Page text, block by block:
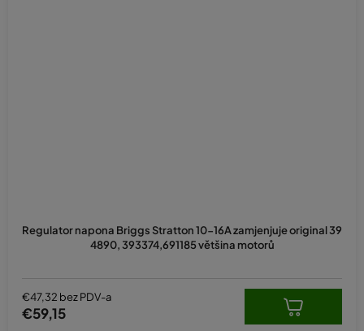
Regulator napona Briggs Stratton 10-16A zamjenjuje original 39
4890, 393374,691185 většina motorů
€47,32 bez PDV-a
€59,15